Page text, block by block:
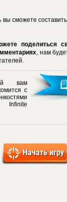
вы сможете
поделиться
, нам
вам
с
Infinite
Начать игру